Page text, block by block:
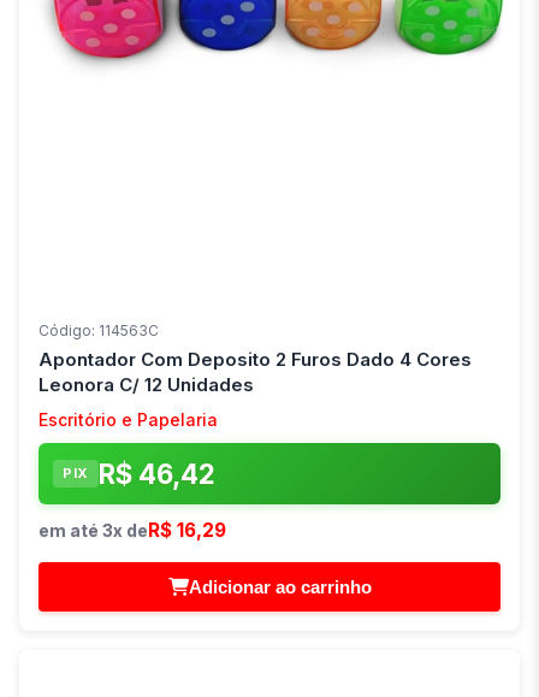
Código: 114563C
Apontador Com Deposito 2 Furos Dado 4 Cores
Leonora C/ 12 Unidades
Escritório e Papelaria
PIX R$ 46,42
em até 3x deR$ 16,29
Adicionar ao carrinho